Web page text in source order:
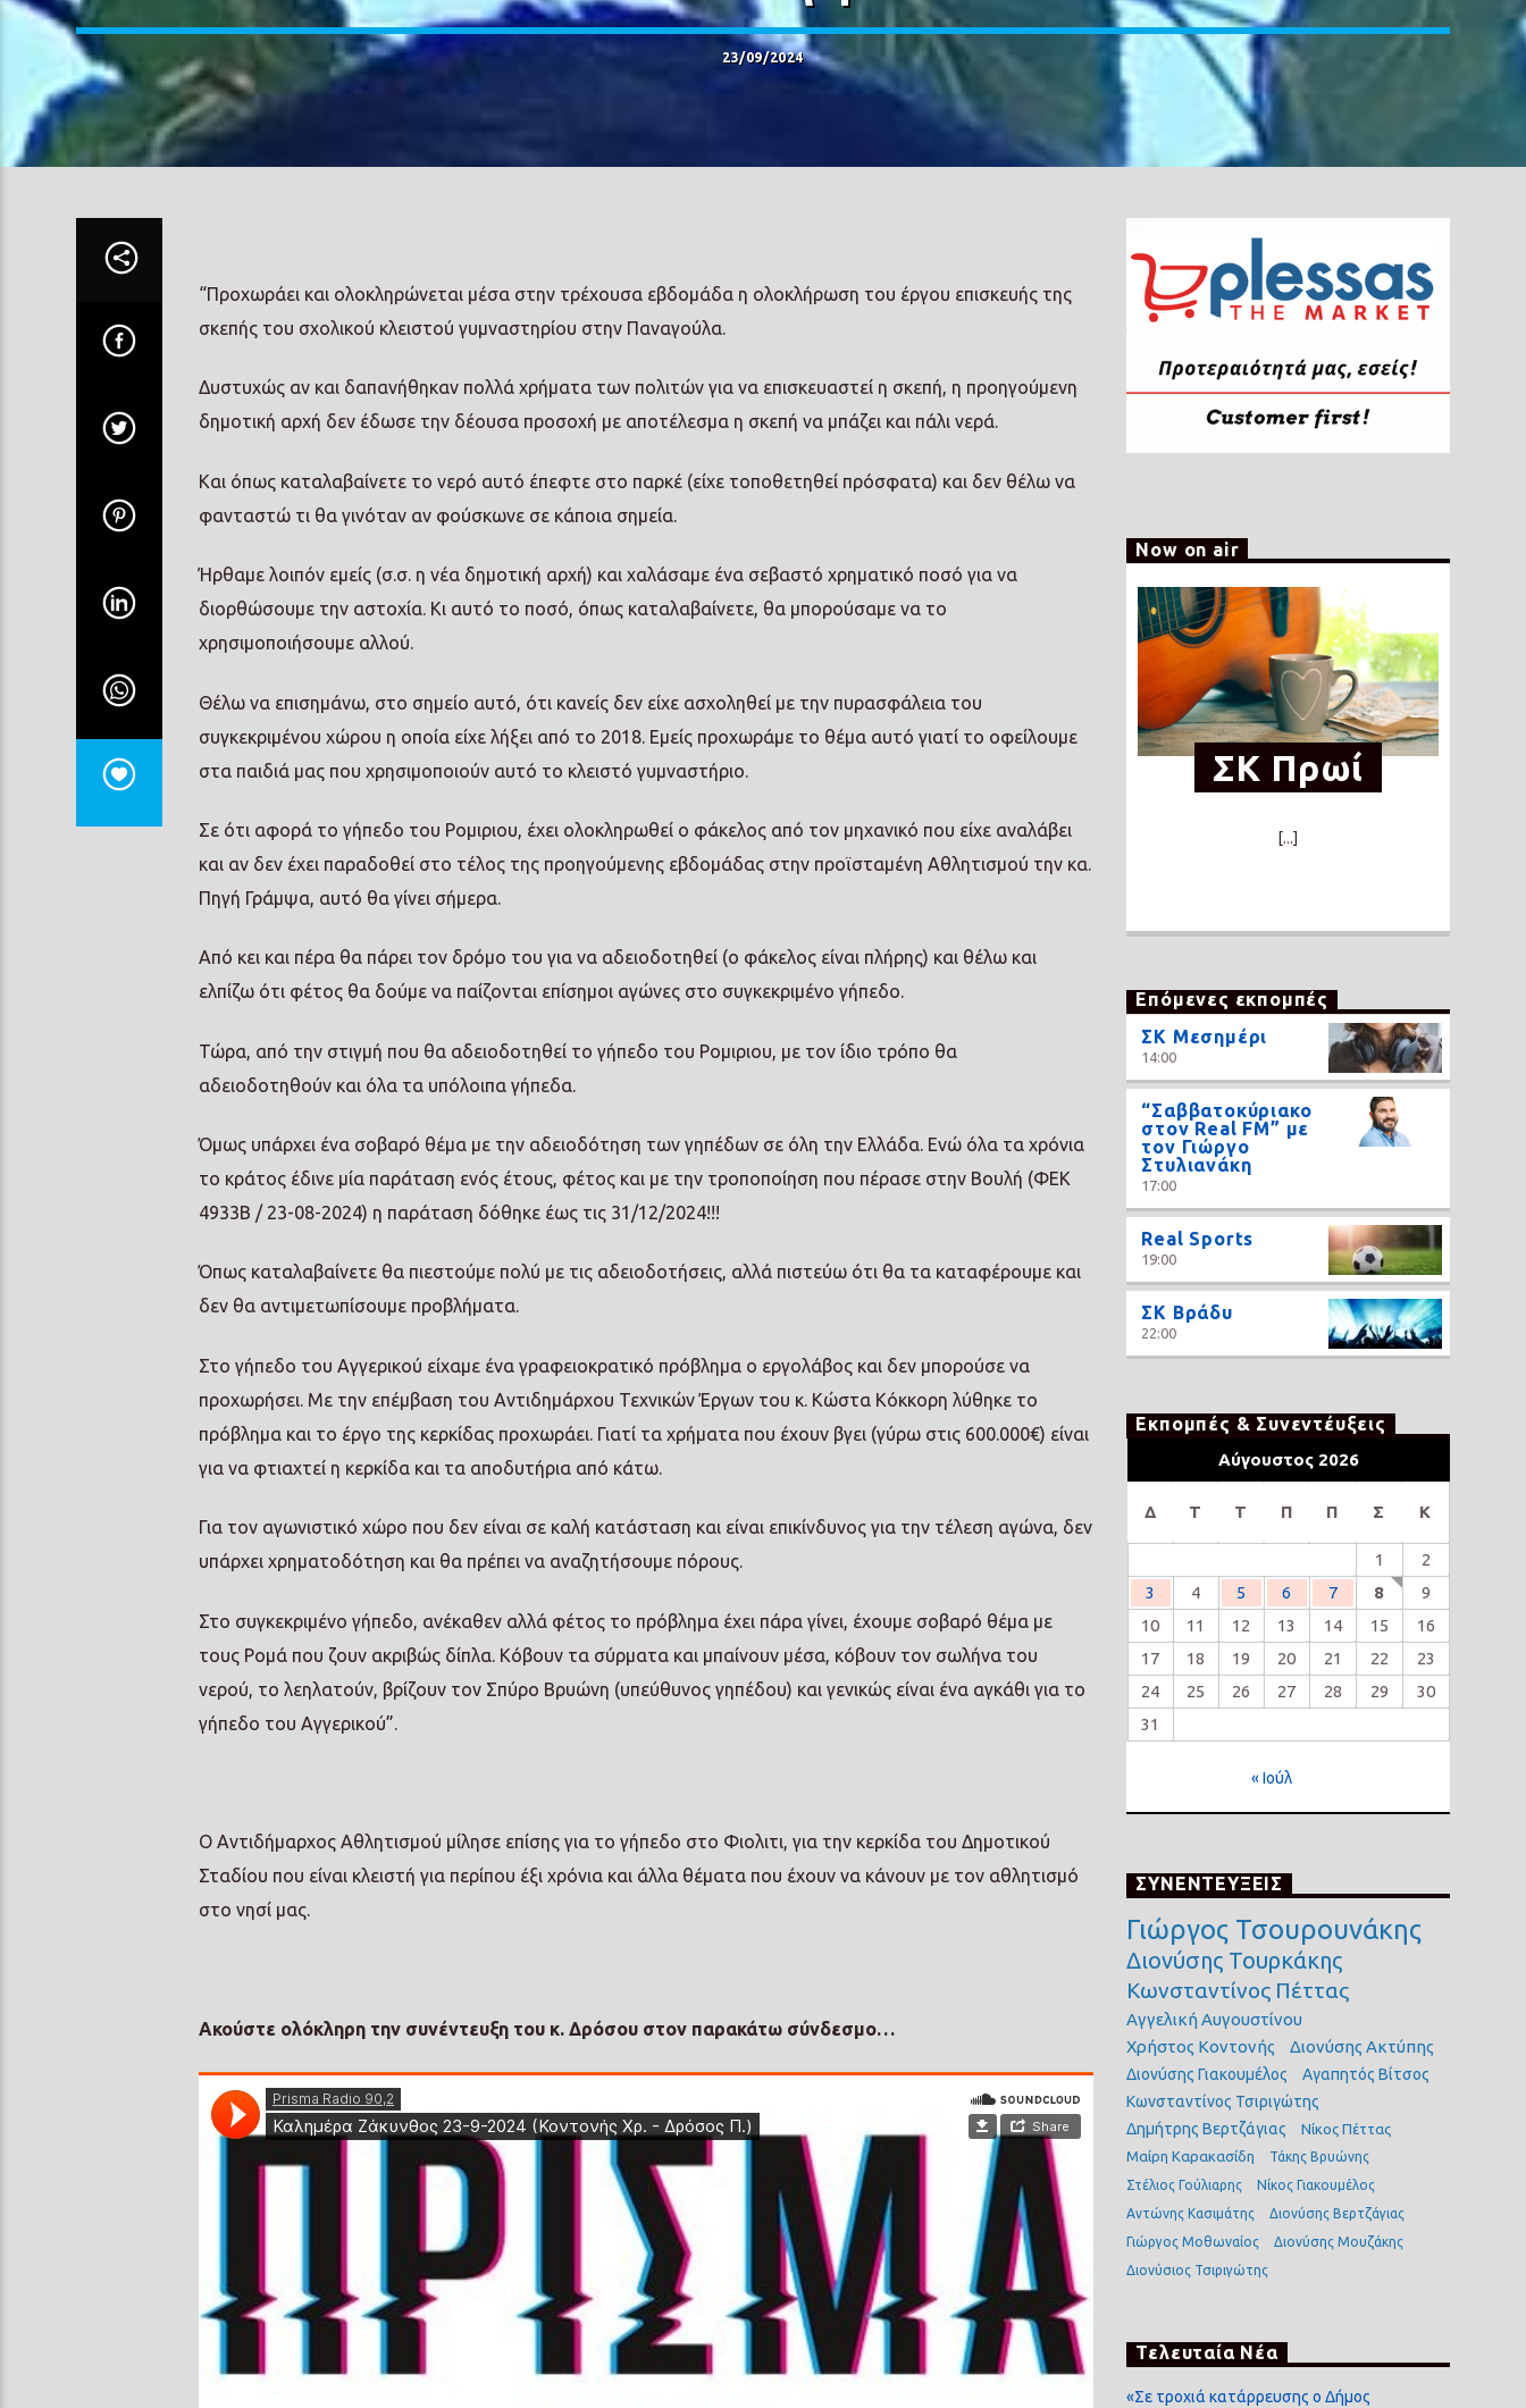
23/09/2024
“Προχωράει και ολοκληρώνεται μέσα στην τρέχουσα εβδομάδα η ολοκλήρωση του έργου επισκευής της
σκεπής του σχολικού κλειστού γυμναστηρίου στην Παναγούλα.
Δυστυχώς αν και δαπανήθηκαν πολλά χρήματα των πολιτών για να επισκευαστεί η σκεπή, η προηγούμενη
δημοτική αρχή δεν έδωσε την δέουσα προσοχή με αποτέλεσμα η σκεπή να μπάζει και πάλι νερά.
Και όπως καταλαβαίνετε το νερό αυτό έπεφτε στο παρκέ (είχε τοποθετηθεί πρόσφατα) και δεν θέλω να
φανταστώ τι θα γινόταν αν φούσκωνε σε κάποια σημεία.
Ήρθαμε λοιπόν εμείς (σ.σ. η νέα δημοτική αρχή) και χαλάσαμε ένα σεβαστό χρηματικό ποσό για να
διορθώσουμε την αστοχία. Κι αυτό το ποσό, όπως καταλαβαίνετε, θα μπορούσαμε να το
χρησιμοποιήσουμε αλλού.
Θέλω να επισημάνω, στο σημείο αυτό, ότι κανείς δεν είχε ασχοληθεί με την πυρασφάλεια του
συγκεκριμένου χώρου η οποία είχε λήξει από το 2018. Εμείς προχωράμε το θέμα αυτό γιατί το οφείλουμε
στα παιδιά μας που χρησιμοποιούν αυτό το κλειστό γυμναστήριο.
Σε ότι αφορά το γήπεδο του Ρομιριου, έχει ολοκληρωθεί ο φάκελος από τον μηχανικό που είχε αναλάβει
και αν δεν έχει παραδοθεί στο τέλος της προηγούμενης εβδομάδας στην προϊσταμένη Αθλητισμού την κα.
Πηγή Γράμψα, αυτό θα γίνει σήμερα.
Από κει και πέρα θα πάρει τον δρόμο του για να αδειοδοτηθεί (ο φάκελος είναι πλήρης) και θέλω και
ελπίζω ότι φέτος θα δούμε να παίζονται επίσημοι αγώνες στο συγκεκριμένο γήπεδο.
Τώρα, από την στιγμή που θα αδειοδοτηθεί το γήπεδο του Ρομιριου, με τον ίδιο τρόπο θα
αδειοδοτηθούν και όλα τα υπόλοιπα γήπεδα.
Όμως υπάρχει ένα σοβαρό θέμα με την αδειοδότηση των γηπέδων σε όλη την Ελλάδα. Ενώ όλα τα χρόνια
το κράτος έδινε μία παράταση ενός έτους, φέτος και με την τροποποίηση που πέρασε στην Βουλή (ΦΕΚ
4933Β / 23-08-2024) η παράταση δόθηκε έως τις 31/12/2024!!!
Όπως καταλαβαίνετε θα πιεστούμε πολύ με τις αδειοδοτήσεις, αλλά πιστεύω ότι θα τα καταφέρουμε και
δεν θα αντιμετωπίσουμε προβλήματα.
Στο γήπεδο του Αγγερικού είχαμε ένα γραφειοκρατικό πρόβλημα ο εργολάβος και δεν μπορούσε να
προχωρήσει. Με την επέμβαση του Αντιδημάρχου Τεχνικών Έργων του κ. Κώστα Κόκκορη λύθηκε το
πρόβλημα και το έργο της κερκίδας προχωράει. Γιατί τα χρήματα που έχουν βγει (γύρω στις 600.000€) είναι
για να φτιαχτεί η κερκίδα και τα αποδυτήρια από κάτω.
Για τον αγωνιστικό χώρο που δεν είναι σε καλή κατάσταση και είναι επικίνδυνος για την τέλεση αγώνα, δεν
υπάρχει χρηματοδότηση και θα πρέπει να αναζητήσουμε πόρους.
Στο συγκεκριμένο γήπεδο, ανέκαθεν αλλά φέτος το πρόβλημα έχει πάρα γίνει, έχουμε σοβαρό θέμα με
τους Ρομά που ζουν ακριβώς δίπλα. Κόβουν τα σύρματα και μπαίνουν μέσα, κόβουν τον σωλήνα του
νερού, το λεηλατούν, βρίζουν τον Σπύρο Βρυώνη (υπεύθυνος γηπέδου) και γενικώς είναι ένα αγκάθι για το
γήπεδο του Αγγερικού”.
Ο Αντιδήμαρχος Αθλητισμού μίλησε επίσης για το γήπεδο στο Φιολιτι, για την κερκίδα του Δημοτικού
Σταδίου που είναι κλειστή για περίπου έξι χρόνια και άλλα θέματα που έχουν να κάνουν με τον αθλητισμό
στο νησί μας.
Ακούστε ολόκληρη την συνέντευξη του κ. Δρόσου στον παρακάτω σύνδεσμο…
Now on air
ΣΚ Πρωί
[...]
Επόμενες εκπομπές
ΣΚ Μεσημέρι
14:00
“Σαββατοκύριακο
στον Real FM” με
τον Γιώργο
Στυλιανάκη
17:00
Real Sports
19:00
ΣΚ Βράδυ
22:00
Εκπομπές & Συνεντέυξεις
Αύγουστος 2026
Δ Τ Τ Π Π Σ Κ
1
2
3
4 5 6 7 8
9
10
11 12 13 14 15
16
17
18 19 20 21 22
23
24
25 26 27 28 29
30
31
« Ιούλ
ΣΥΝΕΝΤΕΥΞΕΙΣ
Γιώργος Τσουρουνάκης
Διονύσης Τουρκάκης
Κωνσταντίνος Πέττας
Αγγελική Αυγουστίνου
Χρήστος Κοντονής
Διονύσης Ακτύπης
Διονύσης Γιακουμέλος
Αγαπητός Βίτσος
Κωνσταντίνος Τσιριγώτης
Δημήτρης Βερτζάγιας
Νίκος Πέττας
Μαίρη Καρακασίδη
Τάκης Βρυώνης
Στέλιος Γούλιαρης
Νίκος Γιακουμέλος
Αντώνης Κασιμάτης
Διονύσης Βερτζάγιας
Γιώργος Μοθωναίος
Διονύσης Μουζάκης
Διονύσιος Τσιριγώτης
Τελευταία Νέα
«Σε τροχιά κατάρρευσης ο Δήμος